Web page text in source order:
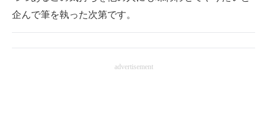
企んで筆を執った次第です。
advertisement